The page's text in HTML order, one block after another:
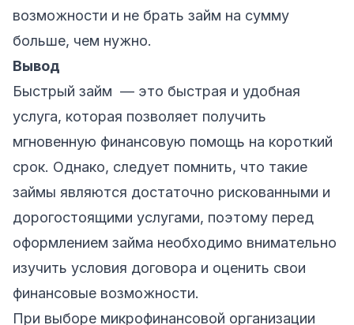
возможности и не брать займ на сумму
больше, чем нужно.
Вывод
Быстрый займ — это быстрая и удобная
услуга, которая позволяет получить
мгновенную финансовую помощь на короткий
срок. Однако, следует помнить, что такие
займы являются достаточно рискованными и
дорогостоящими услугами, поэтому перед
оформлением займа необходимо внимательно
изучить условия договора и оценить свои
финансовые возможности.
При выборе микрофинансовой организации